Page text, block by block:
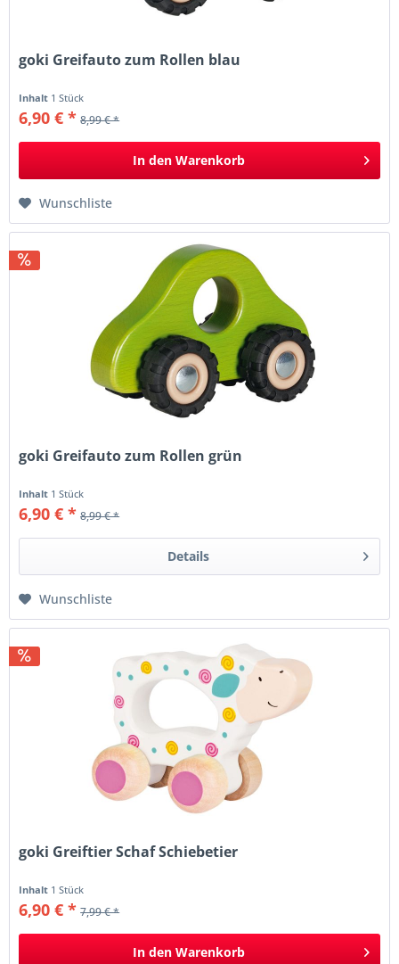
goki Greifauto zum Rollen blau
Inhalt 1 Stück
6,90 € * 8,99 € *
In den Warenkorb
Wunschliste
goki Greifauto zum Rollen grün
Inhalt 1 Stück
6,90 € * 8,99 € *
Details
Wunschliste
goki Greiftier Schaf Schiebetier
Inhalt 1 Stück
6,90 € * 7,99 € *
In den Warenkorb